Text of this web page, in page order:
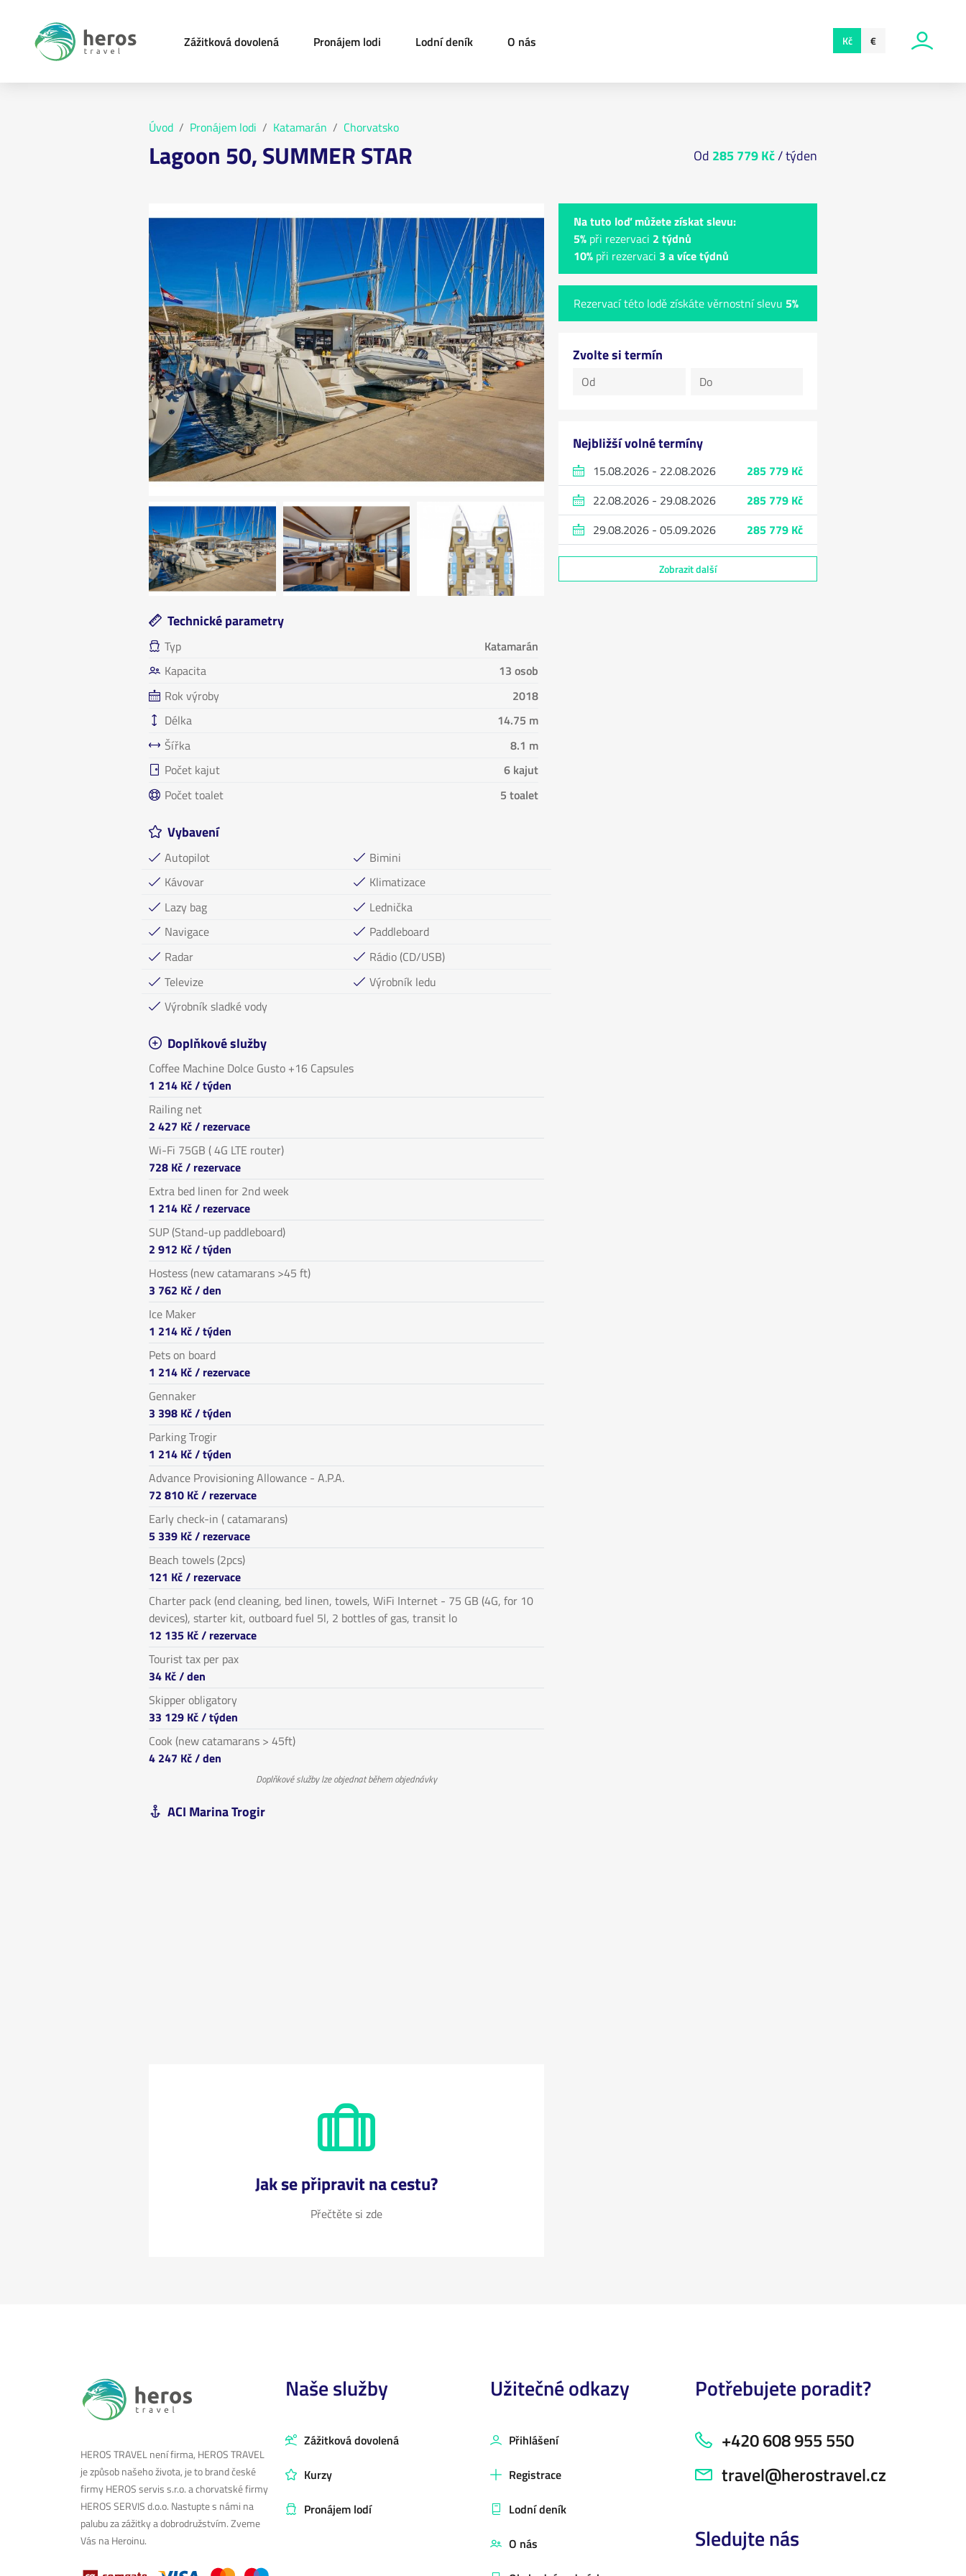
Zážitková dovolená Pronájem lodi Lodní deník O nás Kč €
Úvod Pronájem lodi Katamarán Chorvatsko
Lagoon 50, SUMMER STAR Od 285 779 Kč/ týden
Technické parametry
Typ
Katamarán
Kapacita
13 osob
Rok výroby
2018
Délka
14.75 m
Šířka
8.1 m
Počet kajut
6 kajut
Počet toalet
5 toalet
Vybavení
Autopilot
Bimini
Kávovar
Klimatizace
Lazy bag
Lednička
Navigace
Paddleboard
Radar
Rádio (CD/USB)
Televize
Výrobník ledu
Výrobník sladké vody
Doplňkové služby
Coffee Machine Dolce Gusto +16 Capsules
1 214 Kč/ týden
Railing net
2 427 Kč/ rezervace
Wi-Fi 75GB ( 4G LTE router)
728 Kč/ rezervace
Extra bed linen for 2nd week
1 214 Kč/ rezervace
SUP (Stand-up paddleboard)
2 912 Kč/ týden
Hostess (new catamarans >45 ft)
3 762 Kč/ den
Ice Maker
1 214 Kč/ týden
Pets on board
1 214 Kč/ rezervace
Gennaker
3 398 Kč/ týden
Parking Trogir
1 214 Kč/ týden
Advance Provisioning Allowance - A.P.A.
72 810 Kč/ rezervace
Early check-in ( catamarans)
5 339 Kč/ rezervace
Beach towels (2pcs)
121 Kč/ rezervace
Charter pack (end cleaning, bed linen, towels, WiFi Internet - 75 GB (4G, for 10
devices), starter kit, outboard fuel 5l, 2 bottles of gas, transit lo
12 135 Kč/ rezervace
Tourist tax per pax
34 Kč/ den
Skipper obligatory
33 129 Kč/ týden
Cook (new catamarans > 45ft)
4 247 Kč/ den
Doplňkové služby lze objednat během objednávky
ACI Marina Trogir
Jak se připravit na cestu?
Přečtěte si zde
Na tuto loď můžete získat slevu:
5% při rezervaci 2 týdnů
10% při rezervaci 3 a více týdnů
Rezervací této lodě získáte věrnostní slevu 5%
Zvolte si termín
Nejbližší volné termíny
15.08.2026 - 22.08.2026
285 779 Kč
22.08.2026 - 29.08.2026
285 779 Kč
29.08.2026 - 05.09.2026
285 779 Kč
Zobrazit další
HEROS TRAVEL není firma, HEROS TRAVEL
je způsob našeho života, je to brand české
firmy HEROS servis s.r.o. a chorvatské firmy
HEROS SERVIS d.o.o. Nastupte s námi na
palubu za zážitky a dobrodružstvím. Zveme
Vás na Heroinu.
Naše služby
Zážitková dovolená
Kurzy
Pronájem lodí
Užitečné odkazy
Přihlášení
Registrace
Lodní deník
O nás
Potřebujete poradit?
+420 608 955 550
travel@herostravel.cz
Sledujte nás